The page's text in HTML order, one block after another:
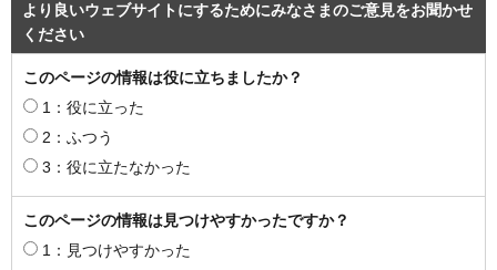
より良いウェブサイトにするためにみなさまのご意見をお聞かせ
ください
このページの情報は役に立ちましたか？
1：役に立った
2：ふつう
3：役に立たなかった
このページの情報は見つけやすかったですか？
1：見つけやすかった